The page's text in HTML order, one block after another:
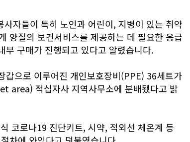
자들이 특히 노인과 어린이, 지병이 있는 취약
양질의 보건서비스를 제공하는 데 필요한 응급
부 구매가 진행되고 있다고 알렸습니다.
갑으로 이루어진 개인보호장비(PPE) 36세트가
area) 적십자사 지역사무소에 분배됐다고 밝
코로나19 진단키트, 시약, 적외선 체온계 등